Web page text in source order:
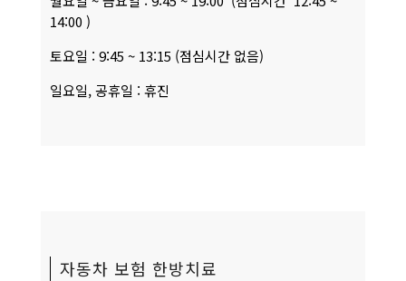
14:00 )
토요일 : 9:45 ~ 13:15 (점심시간 없음)
일요일, 공휴일 : 휴진
자동차 보험 한방치료